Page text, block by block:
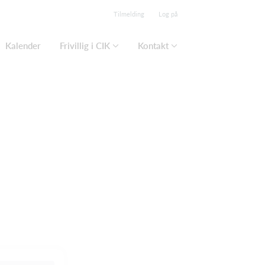
Tilmelding Log på
Kalender Frivillig i CIK Kontakt